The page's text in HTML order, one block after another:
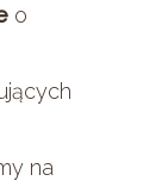
o
na